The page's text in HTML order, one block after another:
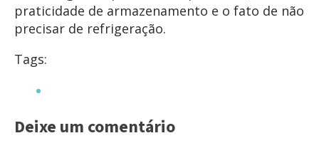
praticidade de armazenamento e o fato de não
precisar de refrigeração.
Tags:
Deixe um comentário